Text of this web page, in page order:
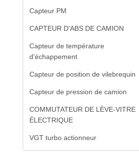
Capteur PM
CAPTEUR D'ABS DE CAMION
Capteur de température
d'échappement
Capteur de position de vilebrequin
Capteur de pression de camion
COMMUTATEUR DE LÈVE-VITRE
ÉLECTRIQUE
VGT turbo actionneur